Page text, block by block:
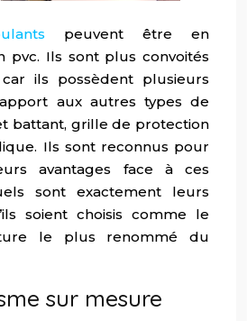
peuvent être en
pvc. Ils sont plus convoités
ils possèdent plusieurs
aux autres types de
battant, grille de protection
Ils sont reconnus pour
avantages face à ces
sont exactement leurs
soient choisis comme le
le plus renommé du
sur mesure